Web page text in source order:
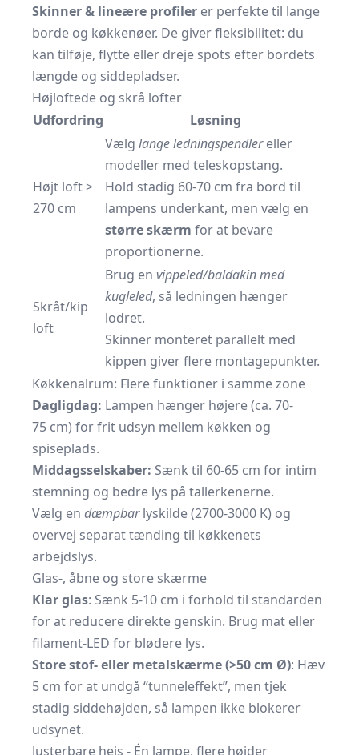
Skinner & lineære profiler er perfekte til lange
borde og køkkenøer. De giver fleksibilitet: du
kan tilføje, flytte eller dreje spots efter bordets
længde og siddepladser.
Højloftede og skrå lofter
Udfordring
Løsning
Højt loft >
270 cm
Vælg lange ledningspendlereller
modeller med teleskopstang.
Hold stadig 60-70 cm fra bord til
lampens underkant, men vælg en
større skærm for at bevare
proportionerne.
Skråt/kip
loft
Brug en vippeled/baldakin med
kugleled, så ledningen hænger
lodret.
Skinner monteret parallelt med
kippen giver flere montagepunkter.
Køkkenalrum: Flere funktioner i samme zone
Dagligdag: Lampen hænger højere (ca. 70-
75 cm) for frit udsyn mellem køkken og
spiseplads.
Middagsselskaber: Sænk til 60-65 cm for intim
stemning og bedre lys på tallerkenerne.
Vælg en dæmpbarlyskilde (2700-3000 K) og
overvej separat tænding til køkkenets
arbejdslys.
Glas-, åbne og store skærme
Klar glas: Sænk 5-10 cm i forhold til standarden
for at reducere direkte genskin. Brug mat eller
filament-LED for blødere lys.
Store stof- eller metalskærme (>50 cm Ø): Hæv
5 cm for at undgå “tunnel­effekt”, men tjek
stadig siddehøjden, så lampen ikke blokerer
udsynet.
Justerbare hejs - Én lampe, flere højder